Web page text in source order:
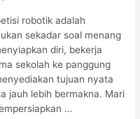
robotik adalah
sekadar soal menang
diri, bekerja
sekolah ke panggung
tujuan nyata
jauh lebih bermakna. Mari
…